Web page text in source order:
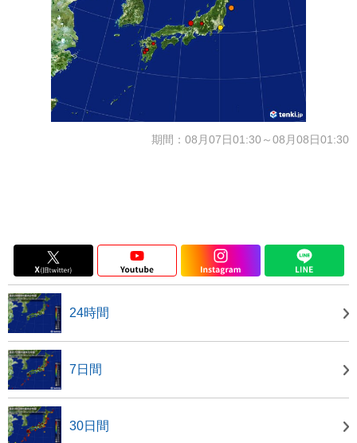
期間：08月07日01:30～08月08日01:30
24時間
7日間
30日間